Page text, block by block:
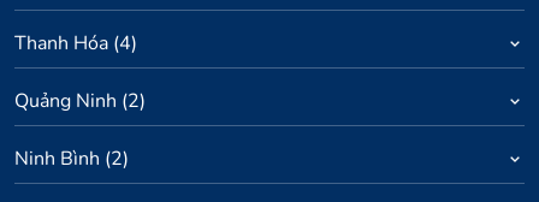
Thanh Hóa (4)
Quảng Ninh (2)
Ninh Bình (2)